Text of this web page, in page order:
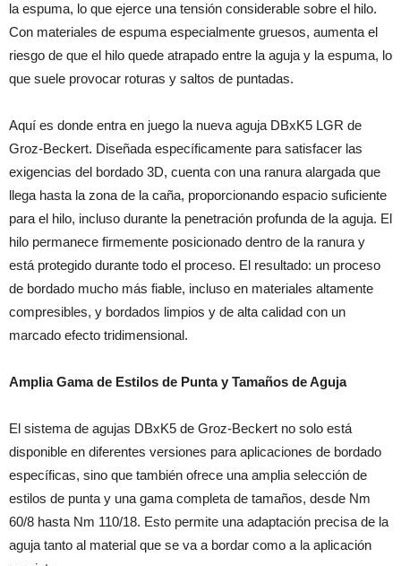
la espuma, lo que ejerce una tensión considerable sobre el hilo.
Con materiales de espuma especialmente gruesos, aumenta el
riesgo de que el hilo quede atrapado entre la aguja y la espuma, lo
que suele provocar roturas y saltos de puntadas.
Aquí es donde entra en juego la nueva aguja DBxK5 LGR de
Groz-Beckert. Diseñada específicamente para satisfacer las
exigencias del bordado 3D, cuenta con una ranura alargada que
llega hasta la zona de la caña, proporcionando espacio suficiente
para el hilo, incluso durante la penetración profunda de la aguja. El
hilo permanece firmemente posicionado dentro de la ranura y
está protegido durante todo el proceso. El resultado: un proceso
de bordado mucho más fiable, incluso en materiales altamente
compresibles, y bordados limpios y de alta calidad con un
marcado efecto tridimensional.
Amplia Gama de Estilos de Punta y Tamaños de Aguja
El sistema de agujas DBxK5 de Groz-Beckert no solo está
disponible en diferentes versiones para aplicaciones de bordado
específicas, sino que también ofrece una amplia selección de
estilos de punta y una gama completa de tamaños, desde Nm
60/8 hasta Nm 110/18. Esto permite una adaptación precisa de la
aguja tanto al material que se va a bordar como a la aplicación